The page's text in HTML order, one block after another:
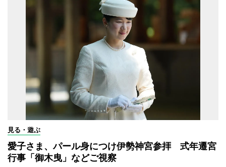
見る・遊ぶ
愛子さま、パール身につけ伊勢神宮参拝 式年遷宮
行事「御木曳」などご視察